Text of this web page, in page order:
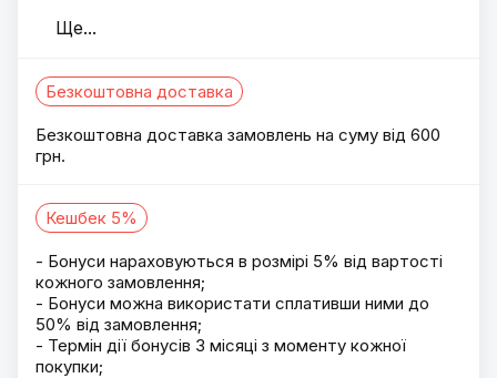
Ще...
Безкоштовна доставка
Безкоштовна доставка замовлень на суму від 600
грн.
Кешбек 5%
- Бонуси нараховуються в розмірі 5% від вартості
кожного замовлення;
- Бонуси можна використати сплативши ними до
50% від замовлення;
- Термін дії бонусів 3 місяці з моменту кожної
покупки;